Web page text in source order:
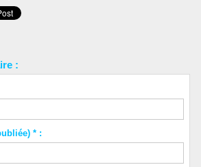
:
* :